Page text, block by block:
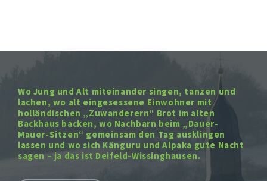
Wo Jung und Alt miteinander singen, tanzen und
lachen, wo alt eingesessene Einwohner mit
holländischen „Zuwanderern“ Brot im alten
Backhaus backen, wo Nachbarn beim „Dauer-
Mauer-Sitzen“ gemeinsam den Tag ausklingen
lassen und wo sich Känguru und Alpaka gute Nacht
sagen – ja das ist Deifeld-Wissinghausen.